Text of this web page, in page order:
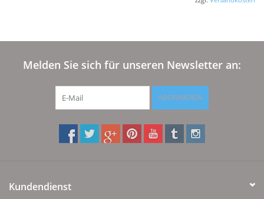
Melden Sie sich für unseren Newsletter an:
ABONNIEREN
Kundendienst